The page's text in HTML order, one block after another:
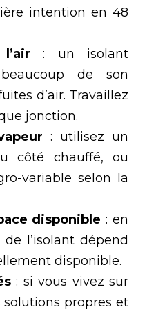
intention en 48
: un isolant
de son
d’air. Travaillez
jonction.
: utilisez un
côté chauffé, ou
variable selon la
disponible : en
l’isolant dépend
disponible.
: si vous vivez sur
propres et